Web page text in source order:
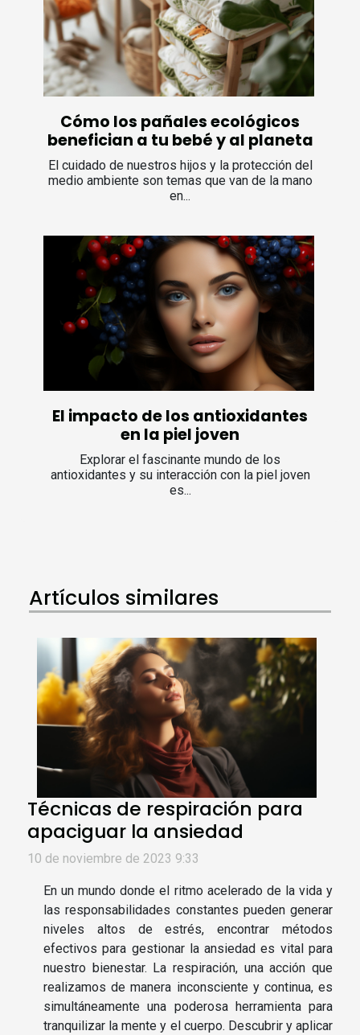
Cómo los pañales ecológicos
benefician a tu bebé y al planeta
El cuidado de nuestros hijos y la protección del
medio ambiente son temas que van de la mano
en...
El impacto de los antioxidantes
en la piel joven
Explorar el fascinante mundo de los
antioxidantes y su interacción con la piel joven
es...
Artículos similares
Técnicas de respiración para
apaciguar la ansiedad
10 de noviembre de 2023 9:33
En un mundo donde el ritmo acelerado de la vida y
las responsabilidades constantes pueden generar
niveles altos de estrés, encontrar métodos
efectivos para gestionar la ansiedad es vital para
nuestro bienestar. La respiración, una acción que
realizamos de manera inconsciente y continua, es
simultáneamente una poderosa herramienta para
tranquilizar la mente y el cuerpo. Descubrir y aplicar